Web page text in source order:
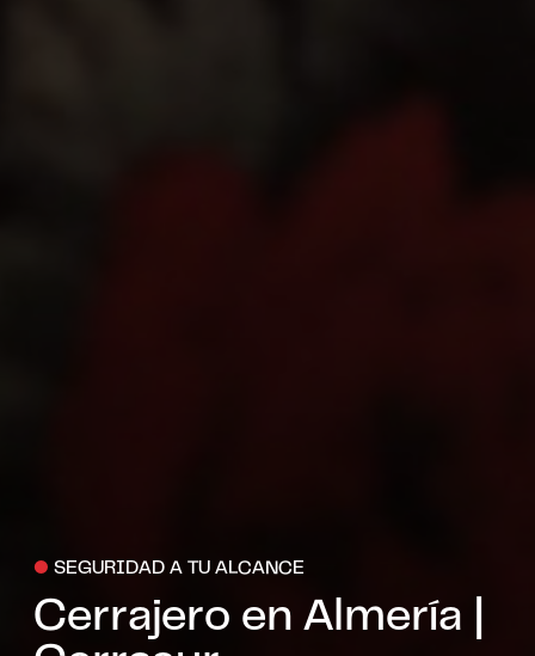
● SEGURIDAD A TU ALCANCE
Cerrajero en Almería |